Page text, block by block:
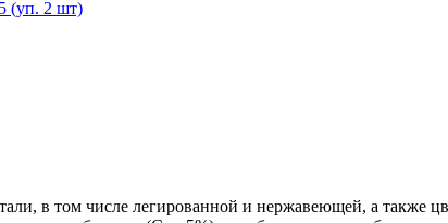
в том числе легированной и нержавеющей, а